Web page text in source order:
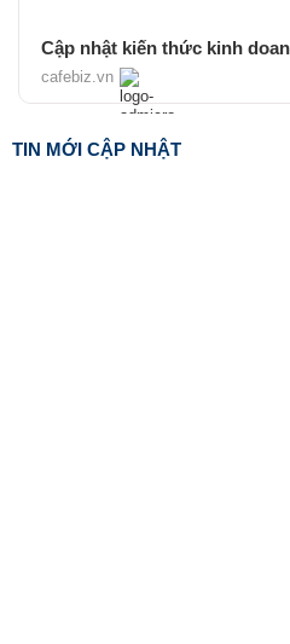
Cập nhật kiến thức kinh
cafebiz.vn
TIN MỚI CẬP NHẬT